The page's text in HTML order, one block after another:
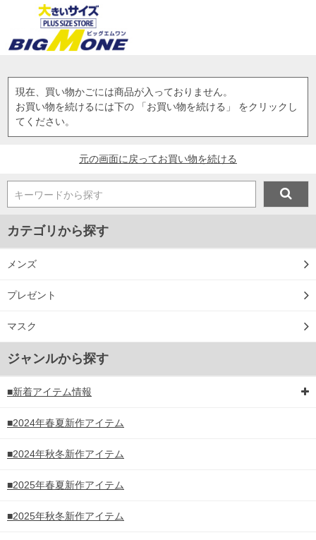
現在、買い物かごには商品が入っておりません。
お買い物を続けるには下の 「お買い物を続ける」 をクリックし
てください。
元の画面に戻ってお買い物を続ける
キーワードから探す
カテゴリから探す
メンズ
プレゼント
マスク
ジャンルから探す
■新着アイテム情報
■2024年春夏新作アイテム
■2024年秋冬新作アイテム
■2025年春夏新作アイテム
■2025年秋冬新作アイテム